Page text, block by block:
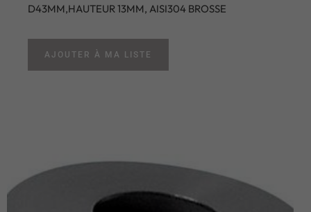
D43MM,HAUTEUR 13MM, AISI304 BROSSE
AJOUTER À MA LISTE